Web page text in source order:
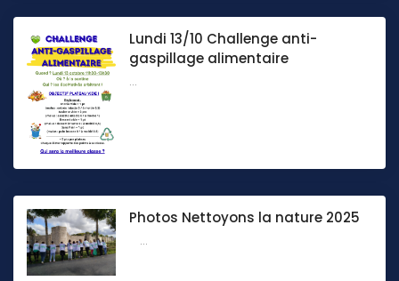
Lundi 13/10 Challenge anti-
gaspillage alimentaire
...
Photos Nettoyons la nature 2025
...